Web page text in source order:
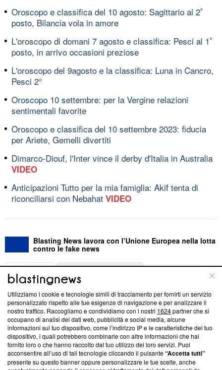
Oroscopo e classifica del 10 agosto: Sagittario al 2ﾟ
posto, Bilancia vola in amore
L'oroscopo di domani 7 agosto e classifica: Pesci al 1ﾟ
posto, in arrivo occasioni preziose
L'oroscopo del 9agosto e la classifica: Luna in Cancro,
Pesci 2°
Oroscopo 10 settembre: per la Vergine relazioni
sentimentali favorite
Oroscopo e classifica del 10 settembre 2023: fiducia
per Ariete, Gemelli divertiti
Dimarco-Diouf, l'Inter vince il derby d'Italia in Australia
VIDEO
Anticipazioni Tutto per la mia famiglia: Akif tenta di
riconciliarsi con Nebahat VIDEO
Blasting News lavora con l’Unione Europea nella lotta
contro le fake news
ABOUT
Questa sezione offre informazioni trasparenti su Blasting
News, sui nostri processi editoriali e su come ci impegniamo a
creare news di qualità. Inoltre, afferma la nostra aderenza a
‘Trust Project - News with Integrity’Blasting News non è
ancora membro del programma, ma ha richiesto di farne
parte; Trust Project non ha ancora effettuato una verifica di
conformità agli standard.
Utilizziamo i cookie e tecnologie simili di tracciamento per fornirti un servizio
personalizzato rispetto alle tue esigenze di navigazione e per analizzare il
nostro traffico. Raccogliamo e condividiamo con i nostri 1624partner che si
occupano di analisi dei dati web, pubblicità e social media, alcune
informazioni sul tuo dispositivo, come l’indirizzo IP e le caratteristiche del tuo
dispositivo, i quali potrebbero combinarle con altre informazioni che hai
fornito loro o che hanno raccolto dal tuo utilizzo dei loro servizi. Puoi
acconsentire all’uso di tali tecnologie cliccando il pulsante“Accetta tutti”
presente su questo banner oppure personalizzare le tue scelte, anche